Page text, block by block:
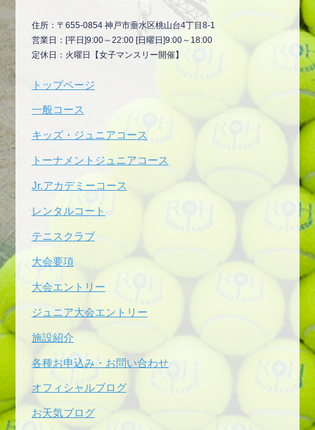
住所：〒655-0854 神戸市垂水区桃山台4丁目8-1
営業日：[平日]9:00～22:00 [日曜日]9:00～18:00
定休日：火曜日【女子マンスリー開催】
トップページ
一般コース
キッズ・ジュニアコース
トーナメントジュニアコース
Jr.アカデミーコース
レンタルコート
テニスクラブ
大会要項
大会エントリー
ジュニア大会エントリー
施設紹介
各種お申込み・お問い合わせ
オフィシャルブログ
お天気ブログ